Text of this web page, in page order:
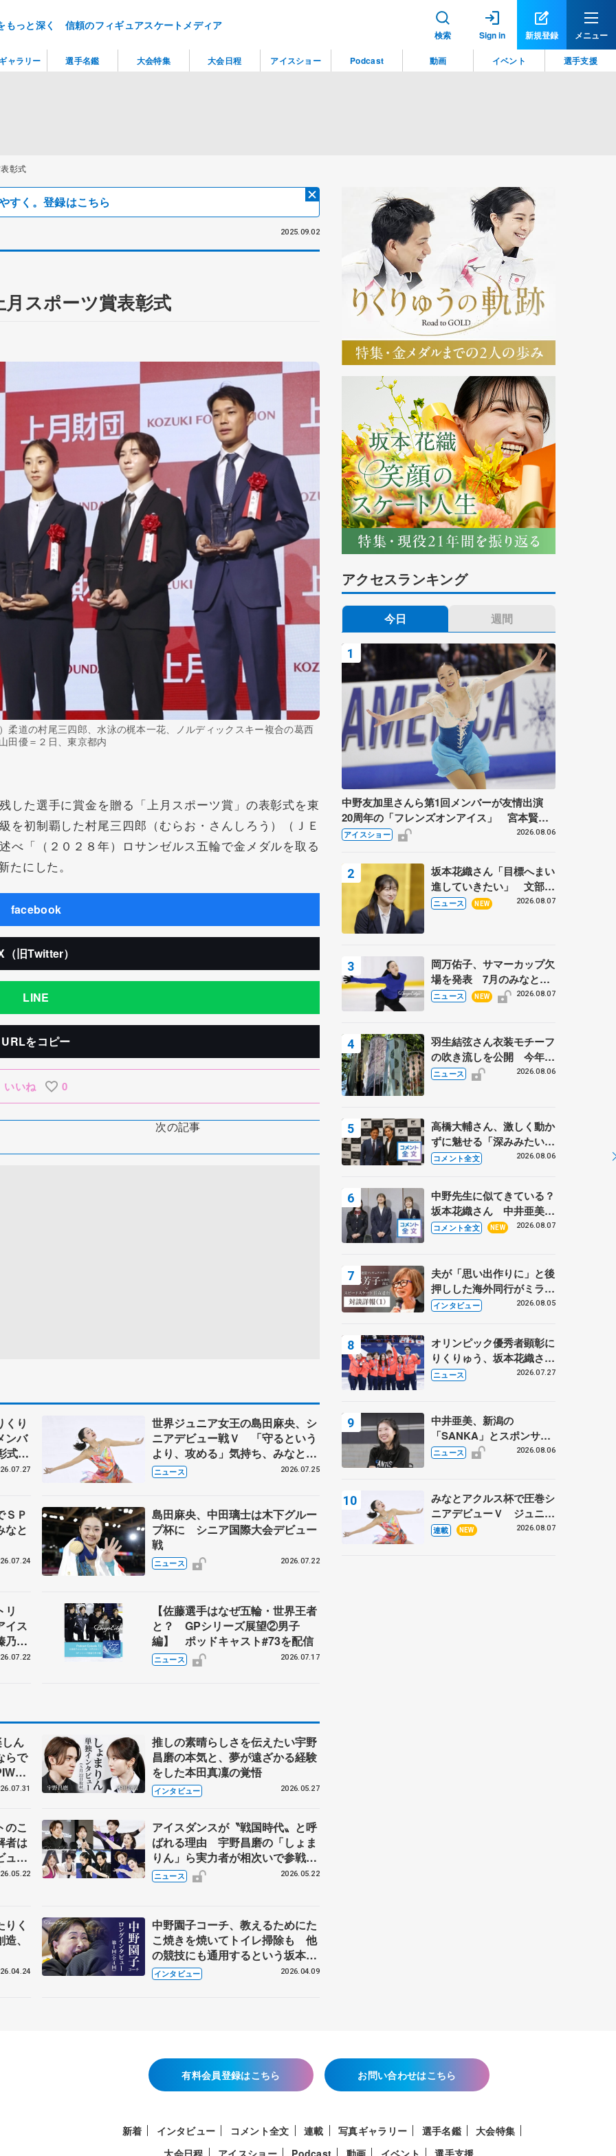
もっと深く 信頼のフィギュアスケートメディア
検索 Sign in 新規登録 メニュー
彰式
すく。登録はこちら
2025.09.02
スポーツ賞表彰式
道の村尾三四郎、水泳の梶本一花、ノルディックスキー複合の葛西
田優＝２日、東京都内
た選手に賞金を贈る「上月スポーツ賞」の表彰式を東
を初制覇した村尾三四郎（むらお・さんしろう）（ＪＥ
べ「（２０２８年）ロサンゼルス五輪で金メダルを取る
にした。
facebook
（旧Twitter）
LINE
URLをコピー
いいね 0
次の記事
くり
ンバ
式、
園子
世界ジュニア女王の島田麻央、シ
ニアデビュー戦Ｖ 「守るという
より、攻める」気持ち、みなとア
クルス杯
ニュース 2026.07.25
ＳＰ
なと
島田麻央、中田璃士は木下グルー
プ杯に シニア国際大会デビュー
戦
ニュース 2026.07.22
リ
ス
乃、
【佐藤選手はなぜ五輪・世界王者
と？ GPシリーズ展望②男子
編】 ポッドキャスト#73を配信
ニュース 2026.07.17
ん
らで
前
推しの素晴らしさを伝えたい宇野
昌磨の本気と、夢が遠ざかる経験
をした本田真凜の覚悟
インタビュー 2026.05.27
のこ
者は
ュー
人、
アイスダンスが〝戦国時代〟と呼
ばれる理由 宇野昌磨の「しょま
りん」ら実力者が相次いで参戦
国内の競争激化
ニュース 2026.05.22
く
、
中野園子コーチ、教えるためにた
こ焼きを焼いてトイレ掃除も 他
の競技にも通用するという坂本花
織の筋肉
インタビュー 2026.04.09
アクセスランキング
今日 週間
中野友加里さんら第1回メンバーが友情出演
20周年の「フレンズオンアイス」 宮本賢二
さん、有川梨絵さん、田村岳斗さんも
アイスショー 2026.08.06
坂本花織さん「目標へまい
進していきたい」 文部科
学省スポーツ表彰式で代表
ニュース NEW 2026.08.07
岡万佑子、サマーカップ欠
場を発表 7月のみなとア
クルス杯は腰痛の影響で
ニュース NEW 2026.08.07
羽生結弦さん衣装モチーフ
の吹き流しを公開 今年は
「春よ、来い」、仙台の瑞
ニュース 2026.08.06
高橋大輔さん、激しく動か
ずに魅せる「深みみたいな
ものは出てきている？」
あい
コメント全文 2026.08.06
中野先生に似てきている？
坂本花織さん 中井亜美は
クリケットのサマーキャン
部科学省スポーツ表彰
式】
コメント全文 NEW 2026.08.07
夫が「思い出作りに」と後
押しした海外同行がミラノ
まで… 繁華街のリンクで
に 小林芳子さんが振り返
るスケート人生
インタビュー 2026.08.05
オリンピック優秀者顕彰に
りくりゅう、坂本花織さ
ん、団体メンバーら 8月
園子らコーチも
ニュース 2026.07.27
中井亜美、新潟の
「SANKA」とスポンサー
契約 「全力で応援」とコ
ニュース 2026.08.06
みなとアクルス杯で圧巻シ
ニアデビューＶ ジュニア
で４シーズン無敗の島田麻
連載 NEW 2026.08.07
有料会員登録はこちら お問い合わせはこちら
新着 インタビュー コメント全文 連載 写真ギャラリー 選手名鑑
大会特集
ャラリー 選手名鑑 大会特集 大会日程 アイスショー Podcast 動画 イベント 選手支援